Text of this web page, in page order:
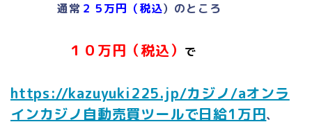
通常 ２ ５万円（税込）のところ
１０万円（税込） で
https://kazuyuki225.jp/カジノ/aオンラ
インカジノ自動売買ツールで日給1万円、